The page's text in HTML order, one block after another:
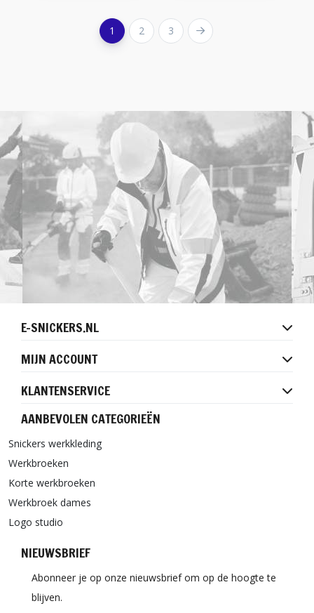
1 2 3
E-SNICKERS.NL
MIJN ACCOUNT
KLANTENSERVICE
AANBEVOLEN CATEGORIEËN
Snickers werkkleding
Werkbroeken
Korte werkbroeken
Werkbroek dames
Logo studio
NIEUWSBRIEF
Abonneer je op onze nieuwsbrief om op de hoogte te
blijven.